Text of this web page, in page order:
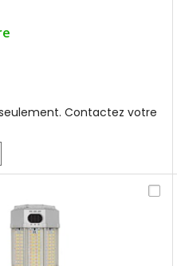
Contactez votre